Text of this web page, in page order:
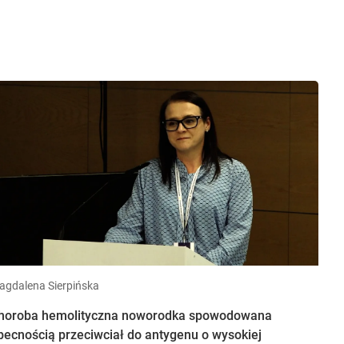
Sierpińska
hemolityczna noworodka spowodowana
przeciwciał do antygenu o wysokiej